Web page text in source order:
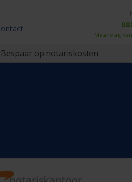
Maandag
Bespaar op notariskosten